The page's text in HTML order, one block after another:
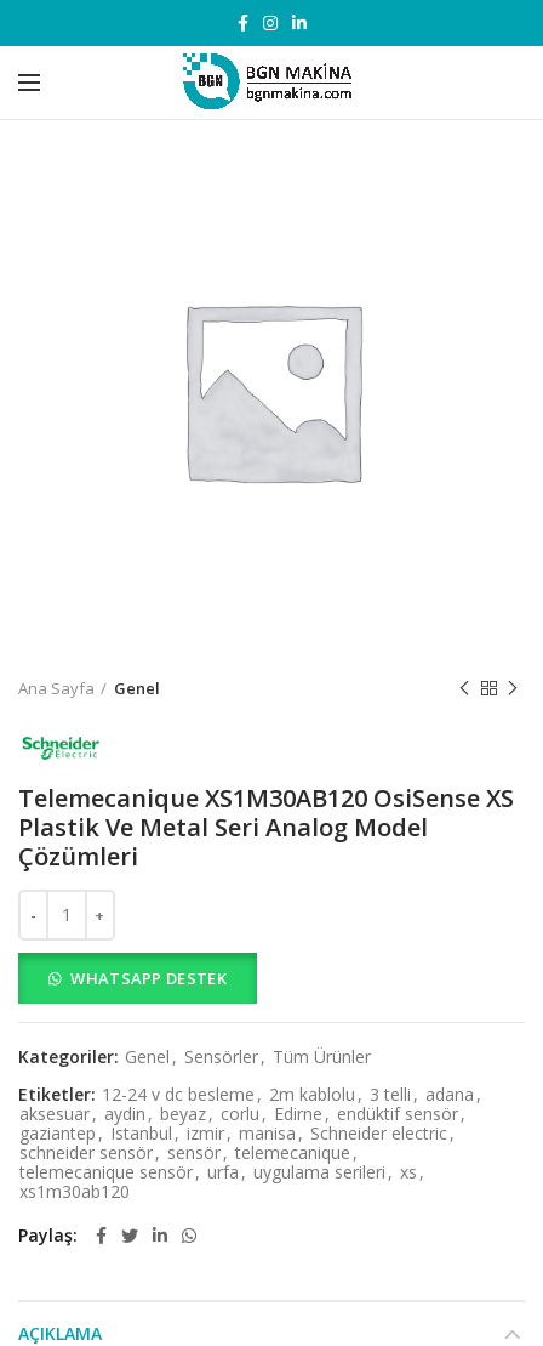
Ana Sayfa Genel
Telemecanique XS1M30AB120 OsiSense XS
Plastik Ve Metal Seri Analog Model
Çözümleri
Telemecanique XS1M30AB120 OsiSense XS Plastik Ve Metal Seri
WHATSAPP DESTEK
Kategoriler: Genel , Sensörler, Tüm Ürünler
Etiketler: 12-24 v dc besleme , 2m kablolu , 3 telli , adana ,
aksesuar, aydin , beyaz, corlu , Edirne , endüktif sensör,
gaziantep , Istanbul , izmir, manisa , Schneider electric,
schneider sensör, sensör, telemecanique ,
telemecanique sensör, urfa , uygulama serileri , xs ,
xs1m30ab120
Paylaş
AÇIKLAMA